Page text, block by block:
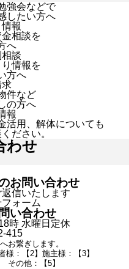
強会などで
したい方へ
報
相談を
へ
談
情報を
方へ
求
件など
の方へ
報
活用、解体についても
ださい。
わせ
お問い合わせ
信いたします
ォーム
い合わせ
時 水曜日定休
415
お繋ぎします。
様：【2】施主様：【3】
その他：【5】